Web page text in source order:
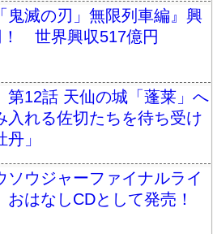
鬼滅の刃」無限列車編』興
！ 世界興収517億円
第12話 天仙の城「蓬莱」へ
入れる佐切たちを待ち受け
」
ソウジャーファイナルライ
おはなしCDとして発売！